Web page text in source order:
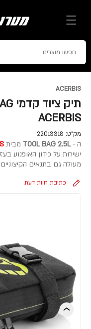
ACERBIS
ACERBIS
מק"ט: 22013318
ה -TOOL BAG 2.5L מבית
מעולה גם בתנאים
כתיבת חוות דעת